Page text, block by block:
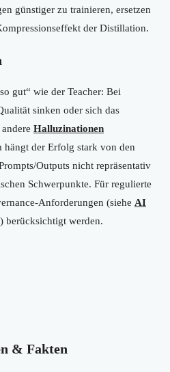
günstiger zu trainieren, ersetzen
der Distillation.
gut“ wie der Teacher: Bei
sinken oder sich das
Halluzinationen
hängt der Erfolg stark von den
Outputs nicht repräsentativ
Schwerpunkte. Für regulierte
Anforderungen (siehe AI
) berücksichtigt werden.
& Fakten